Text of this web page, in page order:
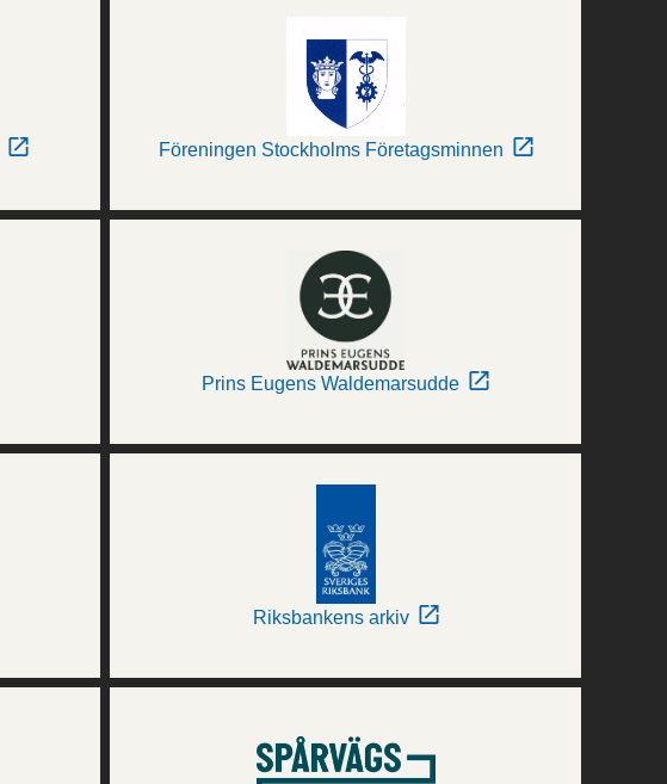
Föreningen Stockholms Företagsminnen
Prins Eugens Waldemarsudde
Riksbankens arkiv